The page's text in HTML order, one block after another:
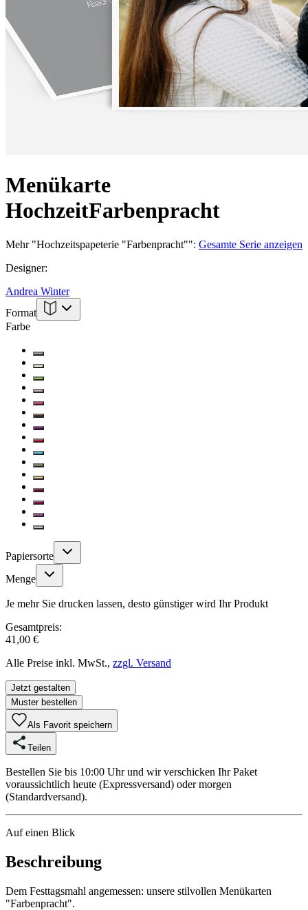
Menükarte
HochzeitFarbenpracht
Mehr"Hochzeitspapeterie "Farbenpracht"": Gesamte Serie anzeigen
Designer:
Andrea Winter
Format
Farbe
Papiersorte
Menge
Je mehr Sie drucken lassen, desto günstiger wird Ihr Produkt
Gesamtpreis:
41,00 €
Alle Preise inkl. MwSt., zzgl. Versand
Jetzt gestalten
Muster bestellen
Als Favorit speichern
Teilen
Bestellen Sie bis 10:00 Uhr und wir verschicken Ihr Paket
voraussichtlich heute (Expressversand) oder morgen
(Standardversand).
Auf einen Blick
Beschreibung
Dem Festtagsmahl angemessen: unsere stilvollen Menükarten
"Farbenpracht".